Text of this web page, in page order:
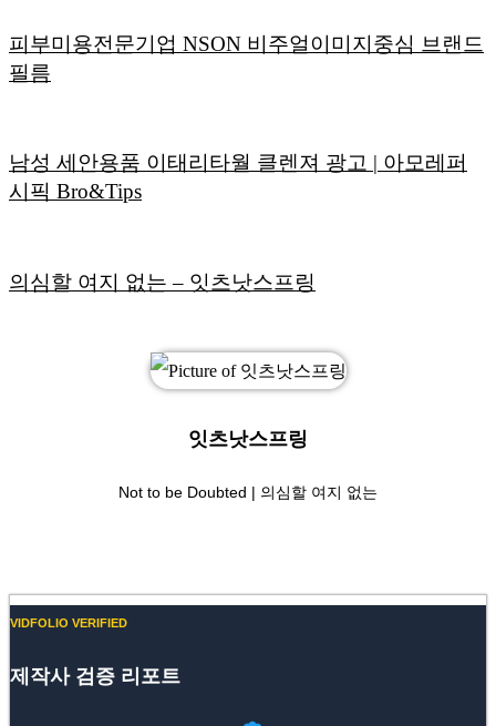
피부미용전문기업 NSON 비주얼이미지중심 브랜드
필름
남성 세안용품 이태리타월 클렌져 광고 | 아모레퍼
시픽 Bro&Tips
의심할 여지 없는 – 잇츠낫스프링
잇츠낫스프링
Not to be Doubted | 의심할 여지 없는
VIDFOLIO VERIFIED
제작사 검증 리포트